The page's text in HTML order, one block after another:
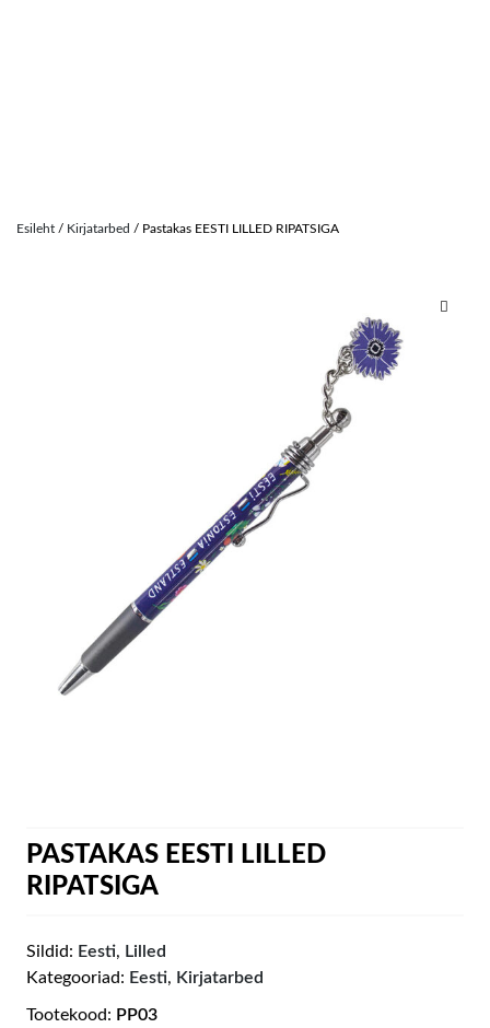
Esileht / Kirjatarbed / Pastakas EESTI LILLED RIPATSIGA
PASTAKAS EESTI LILLED
RIPATSIGA
Tootekood: PP03
Kategooriad: Eesti, Kirjatarbed
Sildid: Eesti, Lilled